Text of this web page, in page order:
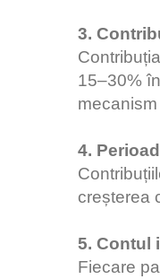
3.
15–30%
4.
creșterea
5. Contul
Fiecare